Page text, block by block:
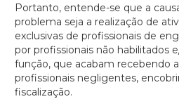
Portanto, entende-se que a
problema seja a realização de
exclusivas de profissionais de
por profissionais não habilitados
função, que acabam recebendo
profissionais negligentes,
fiscalização.